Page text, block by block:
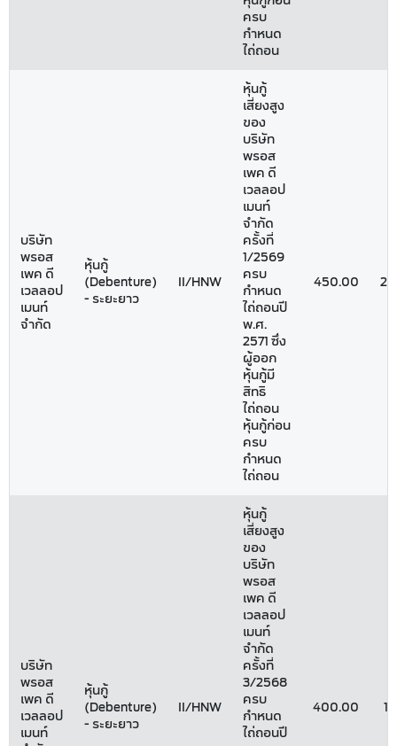
ครบ
กำหนด
ไถ่ถอน
บริษัท
พรอส
เพค ดี
เวลลอป
เมนท์
จำกัด
หุ้นกู้
(Debenture)
- ระยะยาว
II/HNW
หุ้นกู้
เสี่ยงสูง
ของ
บริษัท
พรอส
เพค ดี
เวลลอป
เมนท์
จำกัด
ครั้งที่
1/2569
ครบ
กำหนด
ไถ่ถอนปี
พ.ศ.
2571 ซึ่ง
ผู้ออก
หุ้นกู้มี
สิทธิ
ไถ่ถอน
หุ้นกู้ก่อน
ครบ
กำหนด
ไถ่ถอน
450.00
บริษัท
พรอส
เพค ดี
เวลลอป
เมนท์
หุ้นกู้
(Debenture)
- ระยะยาว
II/HNW
หุ้นกู้
เสี่ยงสูง
ของ
บริษัท
พรอส
เพค ดี
เวลลอป
เมนท์
จำกัด
ครั้งที่
3/2568
ครบ
กำหนด
ไถ่ถอนปี
400.00